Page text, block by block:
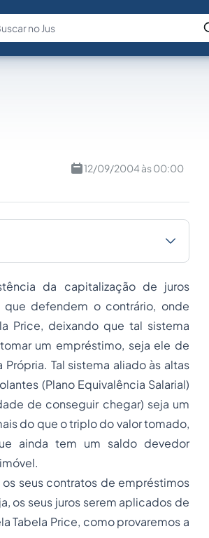
Fale com a IA Buscar no Jus
12/09/2004 às 00:00
da capitalização de juros
que defendem o contrário, onde
Price, deixando que tal sistema
um empréstimo, seja ele de
Tal sistema aliado às altas
(Plano Equivalência Salarial)
de conseguir chegar) seja um
do que o triplo do valor tomado,
ainda tem um saldo devedor
seus contratos de empréstimos
os seus juros serem aplicados de
Tabela Price, como provaremos a